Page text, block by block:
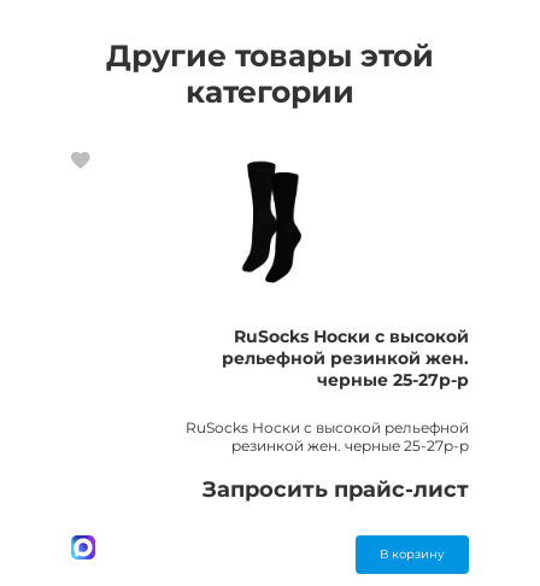
Другие товары этой
категории
RuSocks Носки с высокой
рельефной резинкой жен.
черные 25-27р-р
RuSocks Носки с высокой рельефной
резинкой жен. черные 25-27р-р
Запросить прайс-лист
В корзину